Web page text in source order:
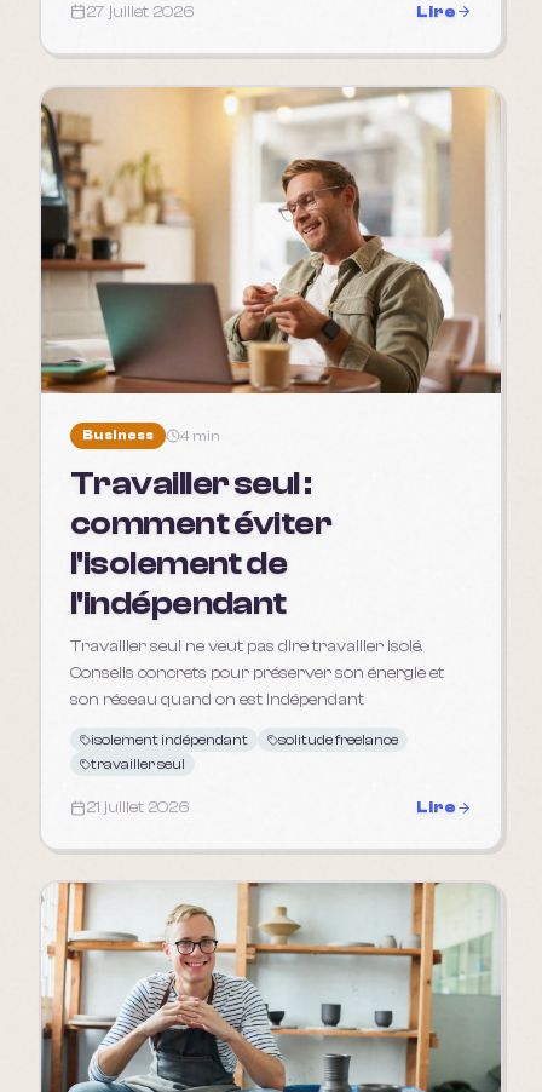
27 juillet 2026 Lire
Business 4 min
Travailler seul :
comment éviter
l'isolement de
l'indépendant
Travailler seul ne veut pas dire travailler isolé.
Conseils concrets pour préserver son énergie et
son réseau quand on est indépendant
isolement indépendant
solitude freelance
travailler seul
21 juillet 2026 Lire